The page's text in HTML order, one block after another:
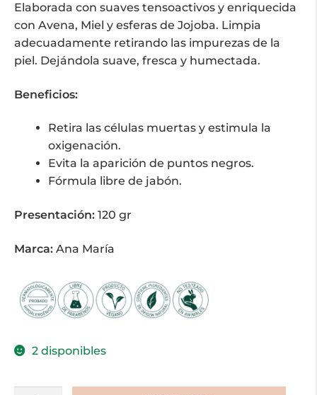
Elaborada con suaves tensoactivos y enriquecida
con Avena, Miel y esferas de Jojoba. Limpia
adecuadamente retirando las impurezas de la
piel. Dejándola suave, fresca y humectada.
Beneficios:
Retira las células muertas y estimula la
oxigenación.
Evita la aparición de puntos negros.
Fórmula libre de jabón.
Presentación: 120 gr
Marca: Ana María
2 disponibles